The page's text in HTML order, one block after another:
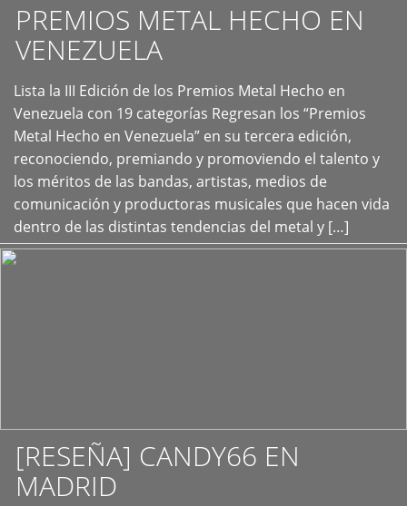
PREMIOS METAL HECHO EN
VENEZUELA
Lista la III Edición de los Premios Metal Hecho en
Venezuela con 19 categorías Regresan los “Premios
Metal Hecho en Venezuela” en su tercera edición,
reconociendo, premiando y promoviendo el talento y
los méritos de las bandas, artistas, medios de
comunicación y productoras musicales que hacen vida
dentro de las distintas tendencias del metal y […]
+
[RESEÑA] CANDY66 EN
MADRID